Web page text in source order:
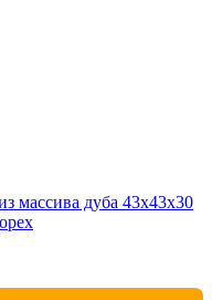
массива дуба 43х43х30